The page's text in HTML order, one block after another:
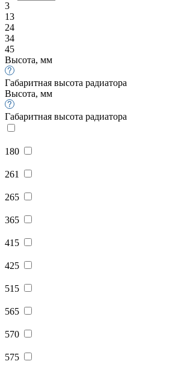
3
13
24
34
45
Высота, мм
Габаритная высота радиатора
Высота, мм
Габаритная высота радиатора
180
261
265
365
415
425
515
565
570
575